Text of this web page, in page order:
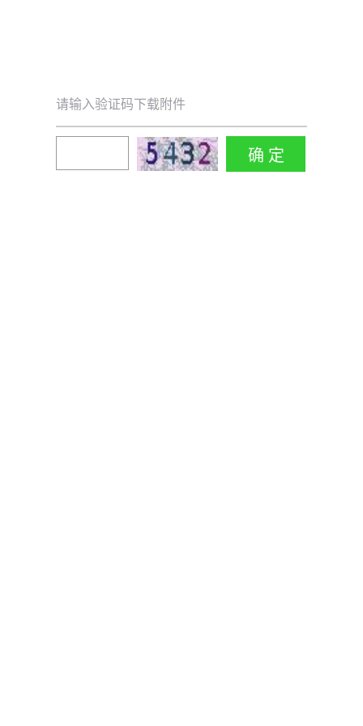
请输入验证码下载附件